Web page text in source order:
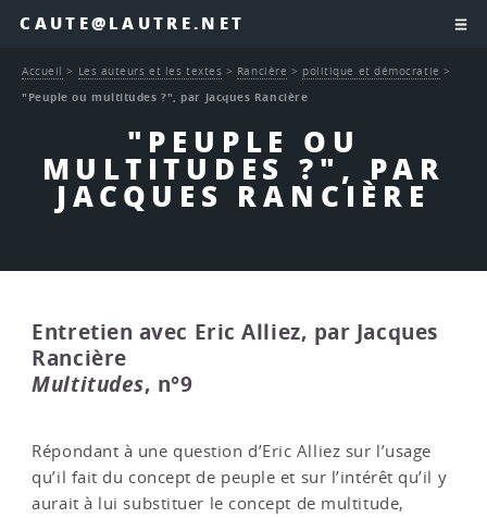
CAUTE@LAUTRE.NET
"PEUPLE OU
MULTITUDES ?", PAR
JACQUES RANCIÈRE
Accueil > Les auteurs et les textes > Rancière > politique et démocratie >
"Peuple ou multitudes ?", par Jacques Rancière
Entretien avec Eric Alliez, par Jacques
Rancière
Multitudes, n°9
Répondant à une question d’Eric Alliez sur l’usage
qu’il fait du concept de peuple et sur l’intérêt qu’il y
aurait à lui substituer le concept de multitude,